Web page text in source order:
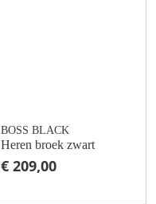
BOSS BLACK
Heren broek zwart
€ 209,00